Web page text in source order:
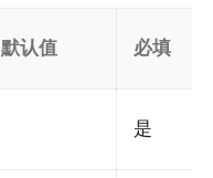
默认值 必填
是